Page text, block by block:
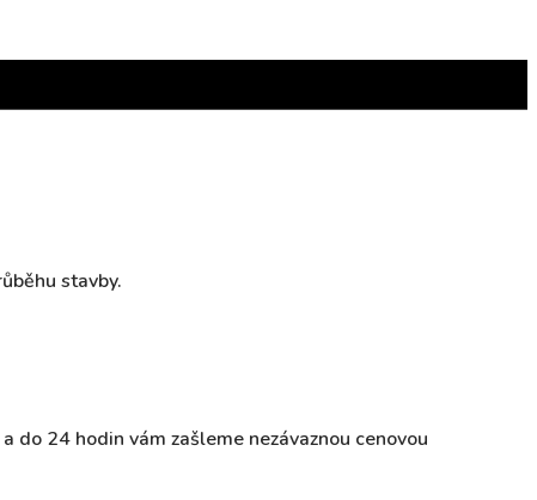
stavby.
do 24 hodin vám zašleme nezávaznou cenovou